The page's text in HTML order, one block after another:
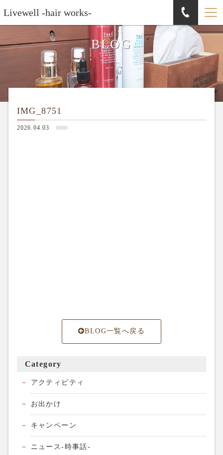
Livewell -hair works-
BLOG
IMG_8751
2026.04.03
BLOG一覧へ戻る
Category
アクティビティ
お出かけ
キャンペーン
ニュース-時事話-